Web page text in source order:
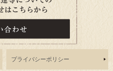
プライバシーポリシー